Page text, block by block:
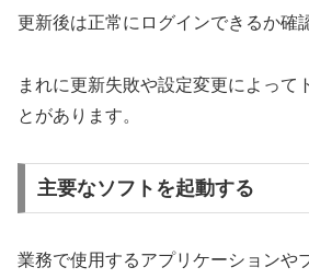
更新後は正常にログインできるか確
まれに更新失敗や設定変更によって
とがあります。
主要なソフトを起動する
業務で使用するアプリケーションや